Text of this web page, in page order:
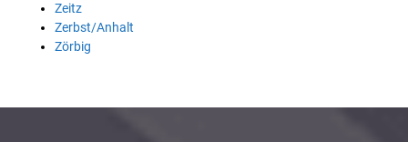
Zeitz
Zerbst/Anhalt
Zörbig